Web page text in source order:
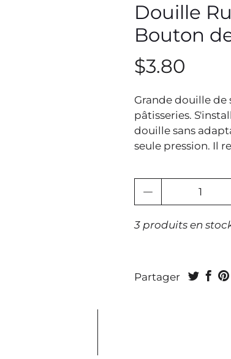
Douille
Bouton
$3.80
Grande douille de
pâtisseries.
douille sans
seule pression. Il
3 produits en
Partager